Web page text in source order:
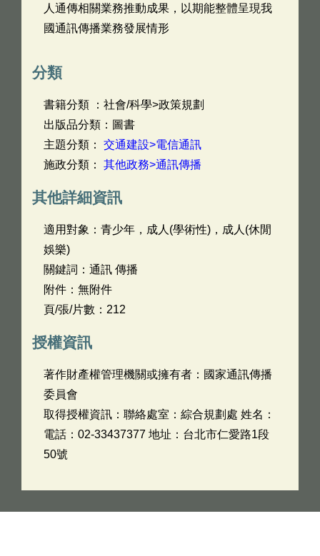
人通傳相關業務推動成果，以期能整體呈現我
國通訊傳播業務發展情形
分類
書籍分類 ：社會/科學>政策規劃
出版品分類：圖書
主題分類： 交通建設>電信通訊
施政分類： 其他政務>通訊傳播
其他詳細資訊
適用對象：青少年，成人(學術性)，成人(休閒
娛樂)
關鍵詞：通訊 傳播
附件：無附件
頁/張/片數：212
授權資訊
著作財產權管理機關或擁有者：國家通訊傳播
委員會
取得授權資訊：聯絡處室：綜合規劃處 姓名：
電話：02-33437377 地址：台北市仁愛路1段
50號